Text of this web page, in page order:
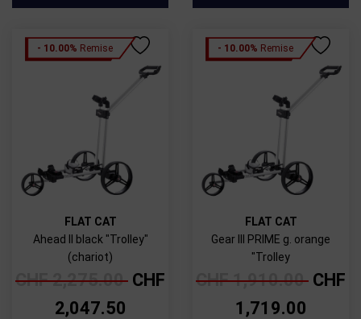
- 10.00% Remise
FLAT CAT
Ahead II black "Trolley"
(chariot)
CHF 2,275.00 CHF
2,047.50
- 10.00% Remise
FLAT CAT
Gear III PRIME g. orange
"Trolley
CHF 1,910.00 CHF
1,719.00